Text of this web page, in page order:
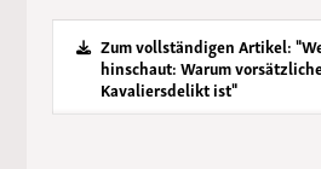
Zum vollständigen Artikel:
hinschaut: Warum
Kavaliersdelikt ist"